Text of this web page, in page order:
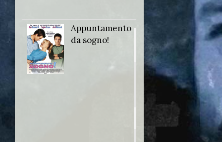
Appuntamento
da sogno!
Titolo
originale:
Win a date
with Ted
Anno: